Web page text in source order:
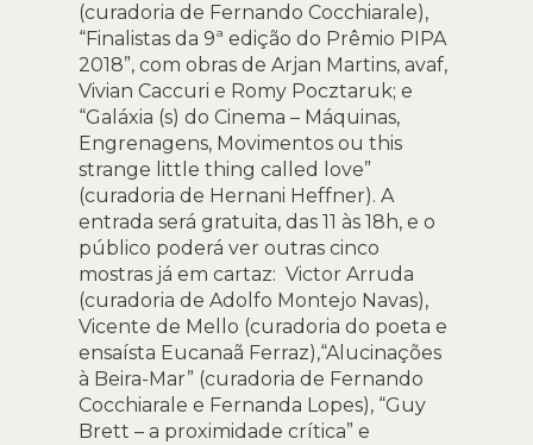
(curadoria de Fernando Cocchiarale),
“Finalistas da 9ª edição do Prêmio PIPA
2018”, com obras de Arjan Martins, avaf,
Vivian Caccuri e Romy Pocztaruk; e
“Galáxia (s) do Cinema – Máquinas,
Engrenagens, Movimentos ou this
strange little thing called love”
(curadoria de Hernani Heffner). A
entrada será gratuita, das 11 às 18h, e o
público poderá ver outras cinco
mostras já em cartaz: Victor Arruda
(curadoria de Adolfo Montejo Navas),
Vicente de Mello (curadoria do poeta e
ensaísta Eucanaã Ferraz),“Alucinações
à Beira-Mar” (curadoria de Fernando
Cocchiarale e Fernanda Lopes), “Guy
Brett – a proximidade crítica” e